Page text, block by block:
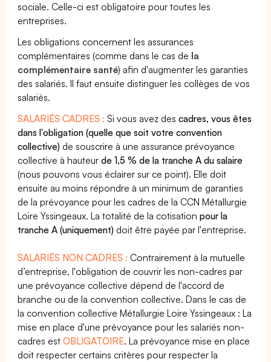
sociale. Celle-ci est obligatoire pour toutes les
entreprises.
Les obligations concernent les assurances
complémentaires (comme dans le cas de la
complémentaire santé) afin d'augmenter les garanties
des salariés. Il faut ensuite distinguer les collèges de vos
salariés.
SALARIÉS CADRES : Si vous avez descadres, vous êtes
dans l'obligation (quelle que soit votre convention
collective) de souscrire à une assurance prévoyance
collective à hauteurde 1,5 % de la tranche A du salaire
(nous pouvons vous éclairer sur ce point). Elle doit
ensuite au moins répondre à un minimum de garanties
de la prévoyance pour les cadres de la CCN Métallurgie
Loire Yssingeaux. La totalité de la cotisationpour la
tranche A (uniquement) doit être payée par l'entreprise.
SALARIÉS NON CADRES : Contrairement à la mutuelle
d’entreprise, l'obligation de couvrir les non-cadres par
une prévoyance collective dépend de l'accord de
branche ou de la convention collective. Dans le cas de
la convention collective Métallurgie Loire Yssingeaux : La
mise en place d'une prévoyance pour les salariés non-
cadres estOBLIGATOIRE. La prévoyance mise en place
doit respecter certains critères pour respecter la